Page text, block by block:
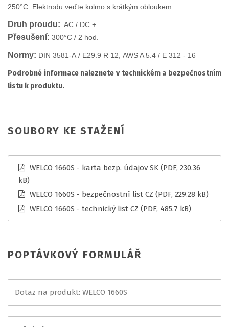
250°C. Elektrodu veďte kolmo s krátkým obloukem.
Druh proudu: AC / DC +
Přesušení: 300°C / 2 hod.
Normy: DIN 3581-A / E29.9 R 12, AWS A 5.4 / E 312 - 16
Podrobné informace naleznete v technickém a bezpečnostním
listu k produktu.
SOUBORY KE STAŽENÍ
WELCO 1660S - karta bezp. údajov SK (PDF, 230.36
kB)
WELCO 1660S - bezpečnostní list CZ (PDF, 229.28 kB)
WELCO 1660S - technický list CZ (PDF, 485.7 kB)
POPTÁVKOVÝ FORMULÁŘ